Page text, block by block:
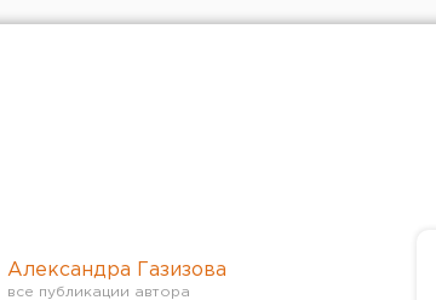
Александра Газизова